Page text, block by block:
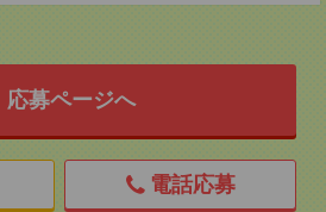
応募ページへ
電話応募